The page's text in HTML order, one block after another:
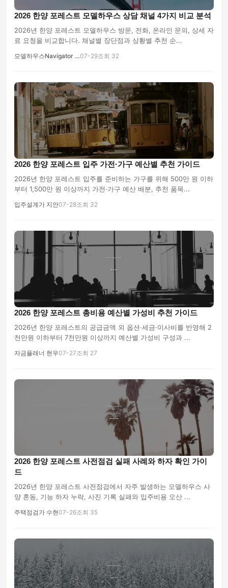
2026 한양 포레스트 모델하우스 상담 채널 4가지 비교 분석
2026년 한양 포레스트 모델하우스 방문, 전화, 온라인 문의, 상세 자
료 요청을 비교합니다. 채널별 장단점과 상황별 추천 순...
모델하우스Navigator …07-29조회 32
2026 한양 포레스트 입주 가전·가구 예산별 추천 가이드
2026년 한양 포레스트 입주를 준비하는 가구를 위해 500만 원 이하
부터 1,500만 원 이상까지 가전·가구 예산 배분, 추천 품목...
입주설계가 지안07-28조회 32
2026 한양 포레스트 총비용 예산별 가성비 추천 가이드
2026년 한양 포레스트의 공급금액 외 옵션·세금·이사비를 반영해 2
천만원 이하부터 7천만원 이상까지 예산별 가성비 구성과 ...
자금플래너 현우07-27조회 27
2026 한양 포레스트 사전점검 실패 사례와 하자 확인 가이
드
2026년 한양 포레스트 사전점검에서 자주 발생하는 모델하우스 사
양 혼동, 기능 하자 누락, 사진 기록 실패와 입주비용 오산 ...
주택점검가 수현07-26조회 35